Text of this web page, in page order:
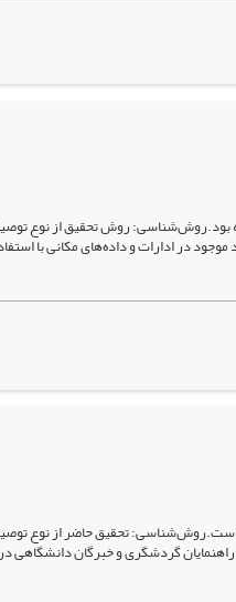
بود.روش‌شناسی: روش تحقیق از نوع
تحلیل جامع آمیخته بازاریابی گردشگری ورزشی در استان گیلان با رویکرد 7 پی بوده
دفاتر جهانگردی، راهنمایان گردشگری و خبرگان